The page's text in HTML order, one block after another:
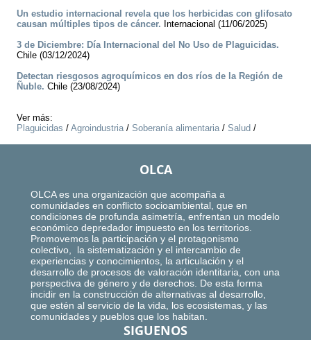
Un estudio internacional revela que los herbicidas con glifosato
causan múltiples tipos de cáncer. Internacional (11/06/2025)
3 de Diciembre: Día Internacional del No Uso de Plaguicidas.
Chile (03/12/2024)
Detectan riesgosos agroquímicos en dos ríos de la Región de
Ñuble. Chile (23/08/2024)
Ver más:
Plaguicidas / Agroindustria/ Soberanía alimentaria/ Salud /
OLCA
OLCA es una organización que acompaña a
comunidades en conflicto socioambiental, que en
condiciones de profunda asimetría, enfrentan un modelo
económico depredador impuesto en los territorios.
Promovemos la participación y el protagonismo
colectivo, la sistematización y el intercambio de
experiencias y conocimientos, la articulación y el
desarrollo de procesos de valoración identitaria, con una
perspectiva de género y de derechos. De esta forma
incidir en la construcción de alternativas al desarrollo,
que estén al servicio de la vida, los ecosistemas, y las
comunidades y pueblos que los habitan.
SIGUENOS